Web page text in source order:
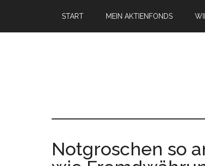
START MEIN AKTIENFONDS
Notgroschen so